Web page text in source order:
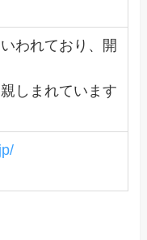
われており、開
しまれています